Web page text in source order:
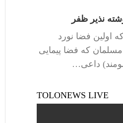
نذیر ظفر
اولین فضا نورد
که فضا پیمایی
داعی…
TOLONEWS LIVE